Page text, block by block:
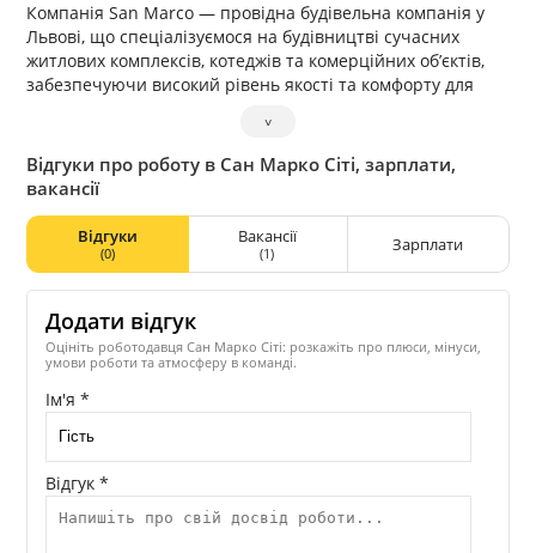
Компанія San Marco — провідна будівельна компанія у
Львові, що спеціалізуємося на будівництві сучасних
житлових комплексів, котеджів та комерційних об’єктів,
забезпечуючи високий рівень якості та комфорту для
Наша головна мета — створення житлових просторів, які
відповідатимуть найвищим стандартам
енергоефективності, екологічності та функціональності.
матеріали та технології, гарантуючи довговічність і
надійність наших об’єктів.
На цей момент, ми вже реалізуємо кілька знакових
проектів, спрямованих на створення комфортного
середовища для життя та розвитку місцевої громади у
Сокільниках.
Завдяки відповідальному підходу до кожного етапу
будівництва (від проєктування до здачі в експлуатацію),
ми здобули довіру як серед замовників, так і серед
мешканців регіону.
Житло від San Marco — це не просто м2, це — стиль
життя!
Адже особливу увагу ми приділяємо благоустрою
˅
Відгуки про роботу в Сан Марко Сіті, зарплати,
вакансії
Відгуки
(0)
Вакансії
(1) Зарплати
Додати відгук
Оцініть роботодавця Сан Марко Сіті: розкажіть про плюси, мінуси,
умови роботи та атмосферу в команді.
Ім'я *
Відгук *